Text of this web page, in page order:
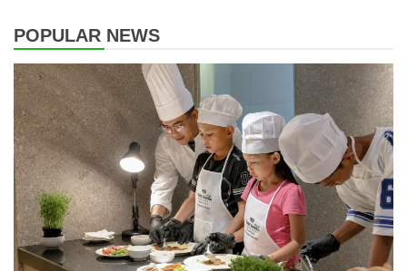
POPULAR NEWS